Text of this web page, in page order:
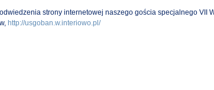
strony internetowej naszego gościa specjalnego VII
http://usgoban.w.interiowo.pl/